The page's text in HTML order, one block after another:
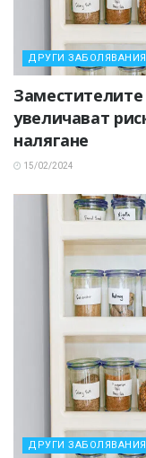
ДРУГИ ЗАБОЛЯВАНИЯ
увеличават
налягане
15/02/2024
ДРУГИ ЗАБОЛЯВАНИЯ